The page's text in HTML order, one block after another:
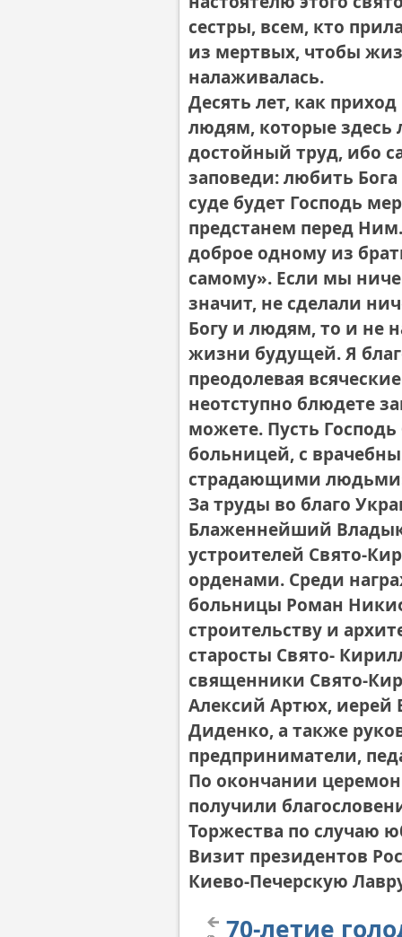
сестры, всем, кто
из мертвых, чтобы
налаживалась.
Десять лет, как
людям, которые здесь
достойный труд, ибо
заповеди: любить
суде будет Господь
предстанем перед
доброе одному из
самому». Если мы
значит, не сделали
Богу и людям, то и не
жизни будущей. Я
преодолевая
неотступно блюдете
можете. Пусть Господь
больницей, с
страдающими
За труды во благо
Блаженнейший
устроителей Свято-
орденами. Среди
больницы Роман
строительству и
старосты Свято-
священники Свято-
Алексий Артюх, иерей
Диденко, а также
предприниматели,
По окончании
получили
Торжества по случаю
Визит президентов
Киево-Печерскую
70-летие